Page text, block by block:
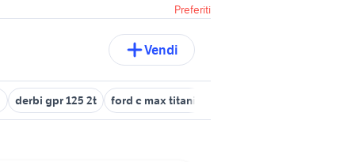
Preferiti
Vendi
derbi gpr 125 2t ford c max titanium 2017